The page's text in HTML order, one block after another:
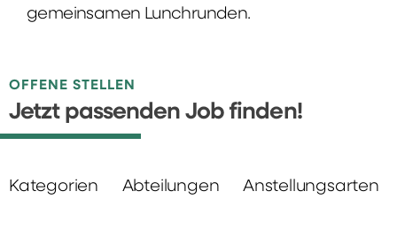
gemeinsamen Lunchrunden.
OFFENE STELLEN
Jetzt passenden Job finden!
Kategorien Abteilungen Anstellungsarten